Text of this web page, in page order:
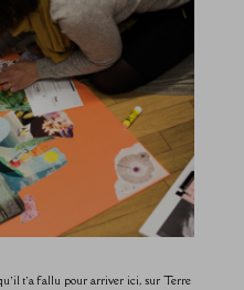
t’a fallu pour arriver ici, sur Terre